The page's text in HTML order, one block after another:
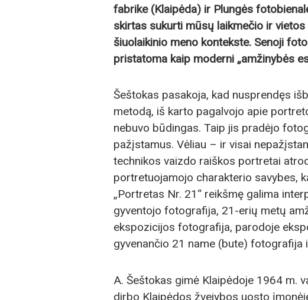
fabrike (Klaipėda) ir Plungės
skirtas sukurti mūsų laikmečio ir
šiuolaikinio meno kontekste. Senoji
pristatoma kaip moderni „amžinybės
Šeštokas pasakoja, kad nusprendęs
metodą, iš karto pagalvojo apie
nebuvo būdingas. Taip jis pradėjo
pažįstamus. Vėliau – ir visai
technikos vaizdo raiškos portretai
portretuojamojo charakterio savybes,
„Portretas Nr. 21“ reikšmę galima
gyventojo fotografija, 21-erių metų
ekspozicijos fotografija, parodoje
gyvenančio 21 name (bute) fotografija
A. Šeštokas gimė Klaipėdoje 1964 m.
dirbo Klaipėdos žvejybos uosto